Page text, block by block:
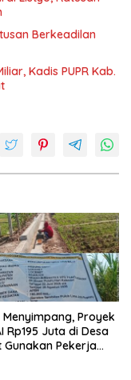
Berkeadilan
Kadis PUPR Kab.
Proyek
Rp195 Juta di Desa
Gunakan Pekerja